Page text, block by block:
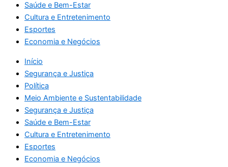
Saúde e Bem-Estar
Cultura e Entretenimento
Esportes
Economia e Negócios
Início
Segurança e Justiça
Política
Meio Ambiente e Sustentabilidade
Segurança e Justiça
Saúde e Bem-Estar
Cultura e Entretenimento
Esportes
Economia e Negócios